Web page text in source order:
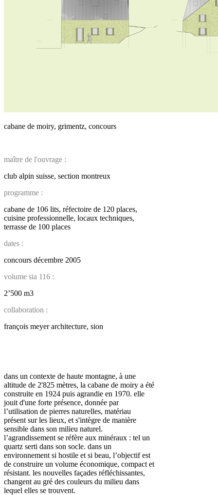
cabane de moiry, grimentz, concours
maître de l'ouvrage :
club alpin suisse, section montreux
programme :
cabane de 106 lits, réfectoire de 120 places,
cuisine professionnelle, locaux techniques,
terrasse de 100 places
dates :
concours décembre 2005
volume sia 116 :
2’500 m3
collaboration :
françois meyer architecture, sion
dans un contexte de haute montagne, à une
altitude de 2'825 mètres, la cabane de moiry a été
construite en 1924 puis agrandie en 1970. elle
jouit d'une forte présence, donnée par
l’utilisation de pierres naturelles, matériau
présent sur les lieux, et s'intègre de manière
sensible dans son milieu naturel.
l’agrandissement se réfère aux minéraux : tel un
quartz serti dans son socle. dans un
environnement si hostile et si beau, l’objectif est
de construire un volume économique, compact et
résistant. les nouvelles façades réfléchissantes,
changent au gré des couleurs du milieu dans
lequel elles se trouvent.